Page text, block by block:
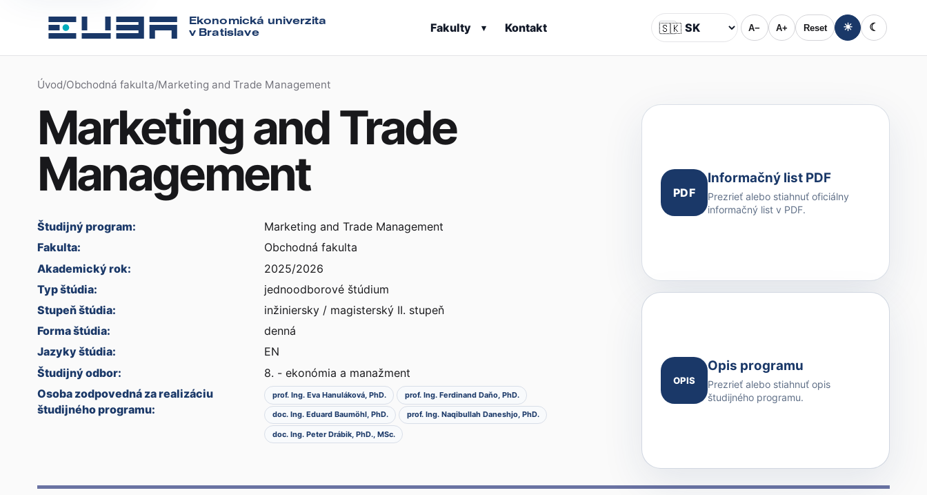
Ekonomická univerzita
v Bratislave
Fakulty ▾ Kontakt Jazyk
🇸🇰 A− A+ Reset ☀ ☾
Úvod/Obchodná fakulta/Marketing and Trade Management
Marketing and Trade
Management
Študijný program:
Marketing and Trade Management
Fakulta:
Obchodná fakulta
Akademický rok:
2025/2026
Typ štúdia:
jednoodborové štúdium
Stupeň štúdia:
inžiniersky / magisterský II. stupeň
Forma štúdia:
denná
Jazyky štúdia:
EN
Študijný odbor:
8. - ekonómia a manažment
Osoba zodpovedná za realizáciu
študijného programu:
prof. Ing. Eva Hanuláková, PhD. prof. Ing. Ferdinand Daňo, PhD.
doc. Ing. Eduard Baumöhl, PhD. prof. Ing. Naqibullah Daneshjo, PhD.
doc. Ing. Peter Drábik, PhD., MSc.
PDF
Informačný list PDF
Prezrieť alebo stiahnuť oficiálny
informačný list v PDF.
OPIS
Opis programu
Prezrieť alebo stiahnuť opis
študijného programu.